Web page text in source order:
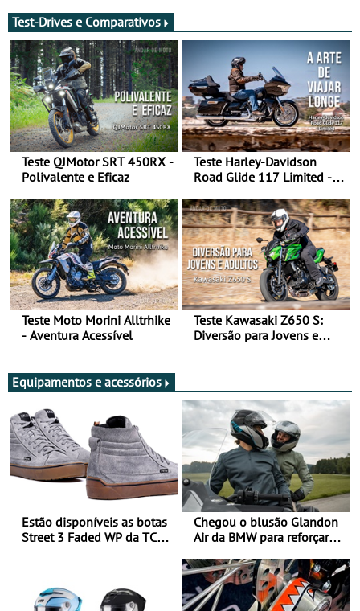
Test-Drives e Comparativos
Teste QJMotor SRT 450RX -
Polivalente e Eficaz
Teste Harley-Davidson
Road Glide 117 Limited - A
Teste Moto Morini Alltrhike
- Aventura Acessível
Teste Kawasaki Z650 S:
Diversão para Jovens e
Equipamentos e acessórios
Estão disponíveis as botas
Street 3 Faded WP da TCX
Chegou o blusão Glandon
Air da BMW para reforçar
verão